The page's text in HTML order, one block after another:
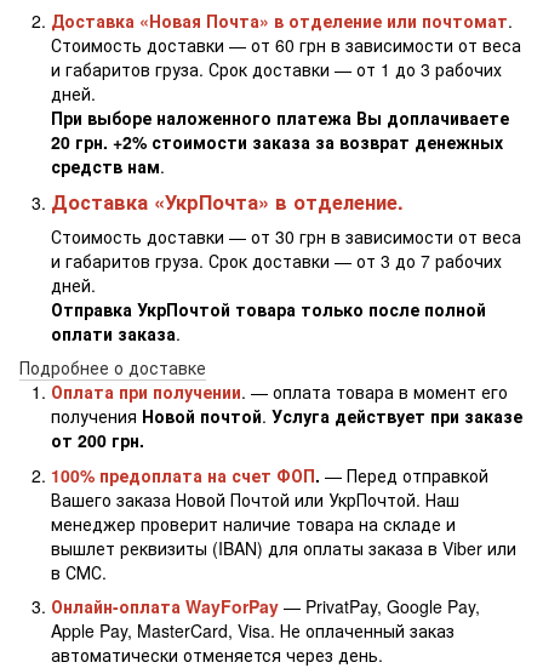
Доставка «Новая Почта» в отделение или почтомат.
Стоимость доставки — от 60 грн в зависимости от веса
и габаритов груза. Срок доставки — от 1 до 3 рабочих
дней.
При выборе наложенного платежа Вы доплачиваете
20 грн. +2% стоимости заказа за возврат денежных
средств нам.
Доставка «УкрПочта» в отделение.
Стоимость доставки — от 30 грн в зависимости от веса
и габаритов груза. Срок доставки — от 3 до 7 рабочих
дней.
Отправка УкрПочтой товара только после полной
оплати заказа.
Подробнее о доставке
Оплата при получении. — оплата товара в момент его
получения Новой почтой. Услуга действует при заказе
от 200 грн.
100% предоплата на счет ФОП. — Перед отправкой
Вашего заказа Новой Почтой или УкрПочтой. Наш
менеджер проверит наличие товара на складе и
вышлет реквизиты (IBAN) для оплаты заказа в Viber или
в СМС.
Онлайн-оплата WayForPay — PrivatPay, Google Pay,
Apple Pay, MasterCard, Visa. Не оплаченный заказ
автоматически отменяется через день.